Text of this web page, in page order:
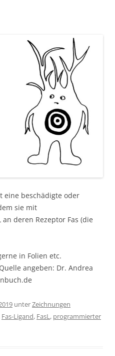
eine beschädigte oder
sie mit
deren Rezeptor Fas (die
in Folien etc.
angeben: Dr. Andrea
unterZeichnungen
Fas-Ligand, FasL, programmierter